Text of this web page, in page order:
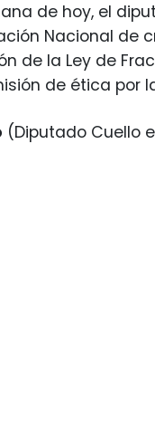
de hoy, el
Nacional de
de la Ley de
de ética por
(Diputado Cuello